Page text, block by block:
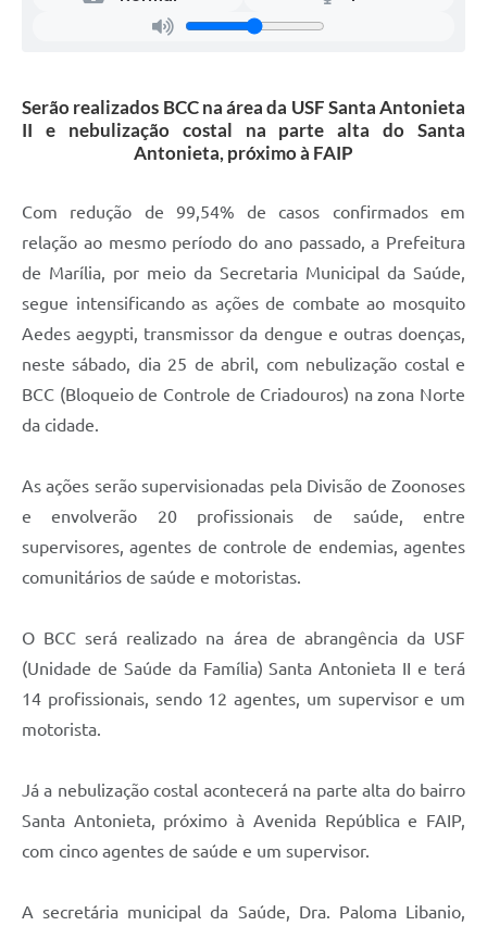
Serão realizados BCC na área da USF Santa Antonieta
II e nebulização costal na parte alta do Santa
Antonieta, próximo à FAIP
Com redução de 99,54% de casos confirmados em
relação ao mesmo período do ano passado, a Prefeitura
de Marília, por meio da Secretaria Municipal da Saúde,
segue intensificando as ações de combate ao mosquito
Aedes aegypti, transmissor da dengue e outras doenças,
neste sábado, dia 25 de abril, com nebulização costal e
BCC (Bloqueio de Controle de Criadouros) na zona Norte
da cidade.
As ações serão supervisionadas pela Divisão de Zoonoses
e envolverão 20 profissionais de saúde, entre
supervisores, agentes de controle de endemias, agentes
comunitários de saúde e motoristas.
O BCC será realizado na área de abrangência da USF
(Unidade de Saúde da Família) Santa Antonieta II e terá
14 profissionais, sendo 12 agentes, um supervisor e um
motorista.
Já a nebulização costal acontecerá na parte alta do bairro
Santa Antonieta, próximo à Avenida República e FAIP,
com cinco agentes de saúde e um supervisor.
A secretária municipal da Saúde, Dra. Paloma Libanio,